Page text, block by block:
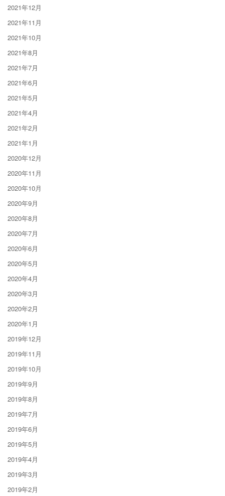
2021年12月
2021年11月
2021年10月
2021年8月
2021年7月
2021年6月
2021年5月
2021年4月
2021年2月
2021年1月
2020年12月
2020年11月
2020年10月
2020年9月
2020年8月
2020年7月
2020年6月
2020年5月
2020年4月
2020年3月
2020年2月
2020年1月
2019年12月
2019年11月
2019年10月
2019年9月
2019年8月
2019年7月
2019年6月
2019年5月
2019年4月
2019年3月
2019年2月